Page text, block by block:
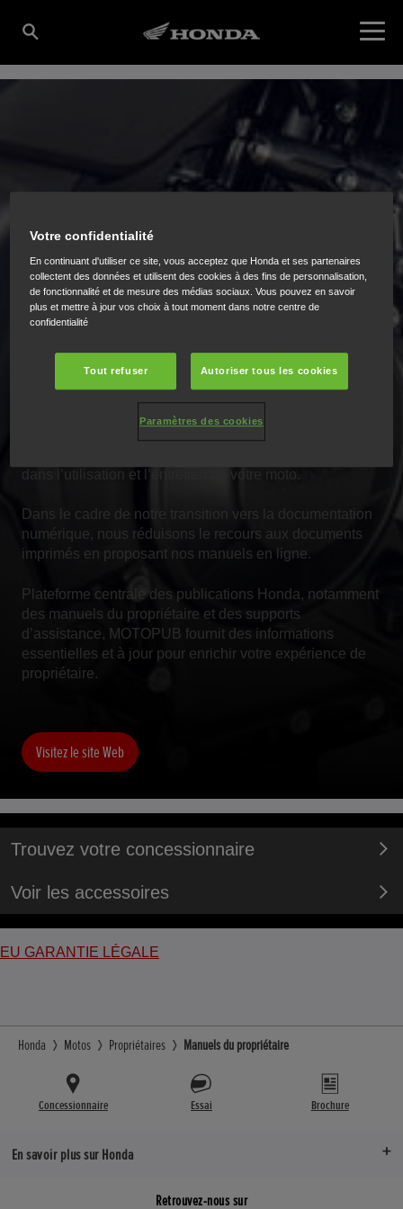
MANUELS DU PROPRIÉTAIRE
caractéristiques techniques, les équipements et les
programmes d’entretien de votre moto, nous vous
invitons à consulter notre site officiel dédié aux manuels
du propriétaire. Vous pouvez y accéder à des manuels
dans l’utilisation et l’entretien de votre moto.
Dans le cadre de notre transition vers la documentation
numérique, nous réduisons le recours aux documents
imprimés en proposant nos manuels en ligne.
Plateforme centrale des publications Honda, notamment
des manuels du propriétaire et des supports
d’assistance, MOTOPUB fournit des informations
essentielles et à jour pour enrichir votre expérience de
propriétaire.
Visitez le site Web
Trouvez votre concessionnaire
Voir les accessoires
EU GARANTIE LÉGALE
Honda Motos Propriétaires Manuels du propriétaire
Concessionnaire Essai Brochure
En savoir plus sur Honda
Retrouvez-nous sur
Votre confidentialité
En continuant d'utiliser ce site, vous acceptez que Honda et ses partenaires
collectent des données et utilisent des cookies à des fins de personnalisation,
de fonctionnalité et de mesure des médias sociaux. Vous pouvez en savoir
plus et mettre à jour vos choix à tout moment dans notre centre de
confidentialité
Tout refuser Autoriser tous les cookies
Paramètres des cookies